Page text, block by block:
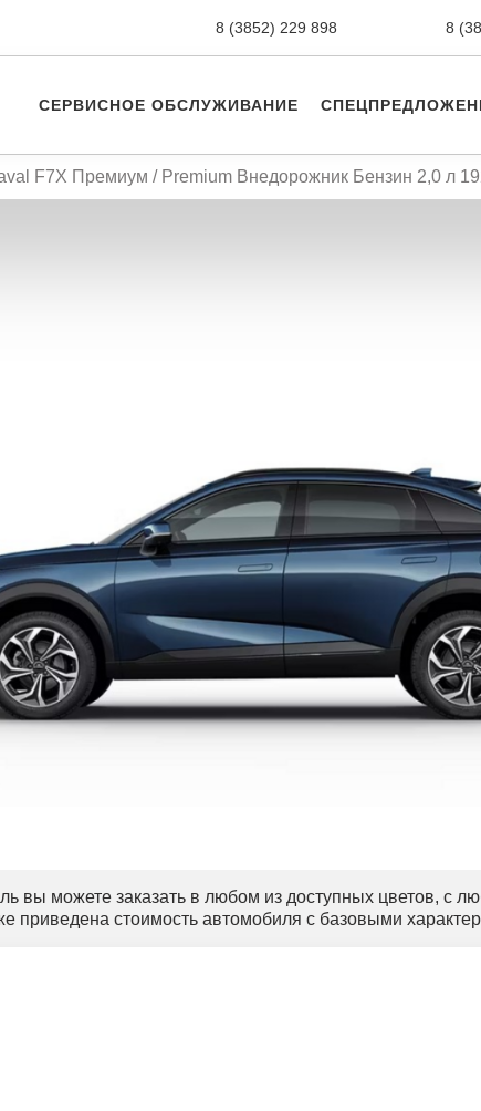
8 (3852) 229 898 8
СЕРВИСНОЕ ОБСЛУЖИВАНИЕ
F7X Премиум / Premium Внедорожник Бензин 2,0 л
вы можете заказать в любом из доступных цветов, с
приведена стоимость автомобиля с базовыми